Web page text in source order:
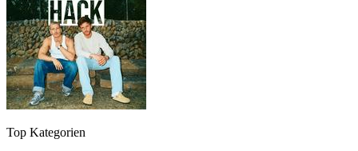
Top Kategorien